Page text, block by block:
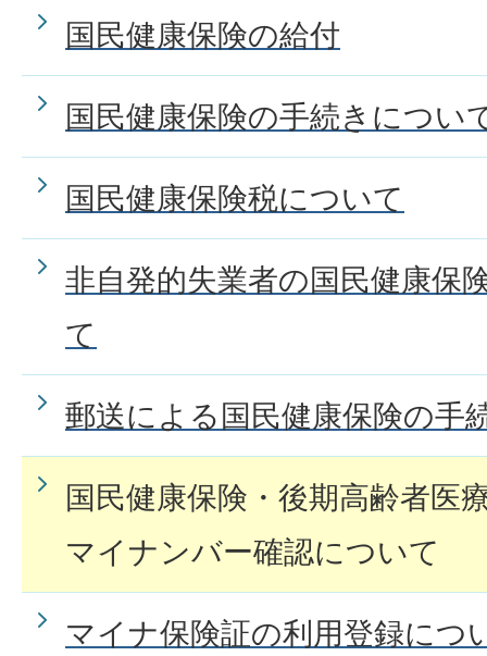
国民健康保険加入者が出産・
金について知りたい。
資格確認書等を紛失したので
国民健康保険の給付
国民健康保険の手続きについ
国民健康保険税について
非自発的失業者の国民健康保
て
郵送による国民健康保険の手
国民健康保険・後期高齢者医
マイナンバー確認について
マイナ保険証の利用登録につ